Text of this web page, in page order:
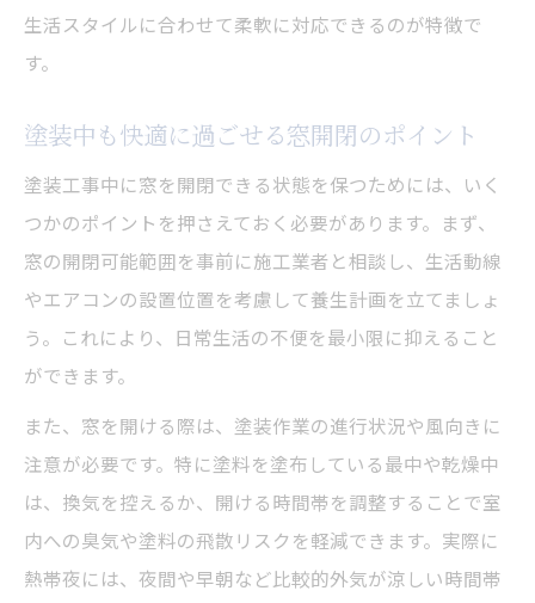
窓を開けられない時期の換気対策
窓開閉制限時も快適に過ごすための換気方
法
塗装期間中の換気扇や玄関活用テクニック
外壁屋根塗装が終わるまでの安全な換気術
養生中でも安心できる換気対策とそのコツ
快適に過ごす外壁屋根塗装の養生術
外壁屋根塗装で快適に過ごす養生の工夫と
選び方
養生期間中に生活を守るための対策とポイ
ント
外壁屋根塗装中もストレスなく暮らす養生
法解説
生活スタイルに合わせて柔軟に対応できるのが特徴で
す。
塗装中も快適に過ごせる窓開閉のポイント
塗装工事中に窓を開閉できる状態を保つためには、いく
つかのポイントを押さえておく必要があります。まず、
窓の開閉可能範囲を事前に施工業者と相談し、生活動線
やエアコンの設置位置を考慮して養生計画を立てましょ
う。これにより、日常生活の不便を最小限に抑えること
ができます。
また、窓を開ける際は、塗装作業の進行状況や風向きに
注意が必要です。特に塗料を塗布している最中や乾燥中
は、換気を控えるか、開ける時間帯を調整することで室
内への臭気や塗料の飛散リスクを軽減できます。実際に
熱帯夜には、夜間や早朝など比較的外気が涼しい時間帯